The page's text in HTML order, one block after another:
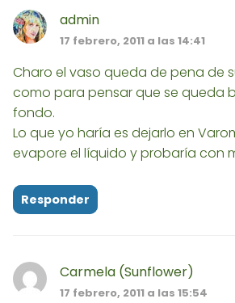
admin
17 febrero, 2011 a las 14:41
Charo el vaso queda de pena de
como para pensar que se queda
fondo.
Lo que yo haría es dejarlo en
evapore el líquido y probaría con
Responder
Carmela (Sunflower)
17 febrero, 2011 a las 15:54